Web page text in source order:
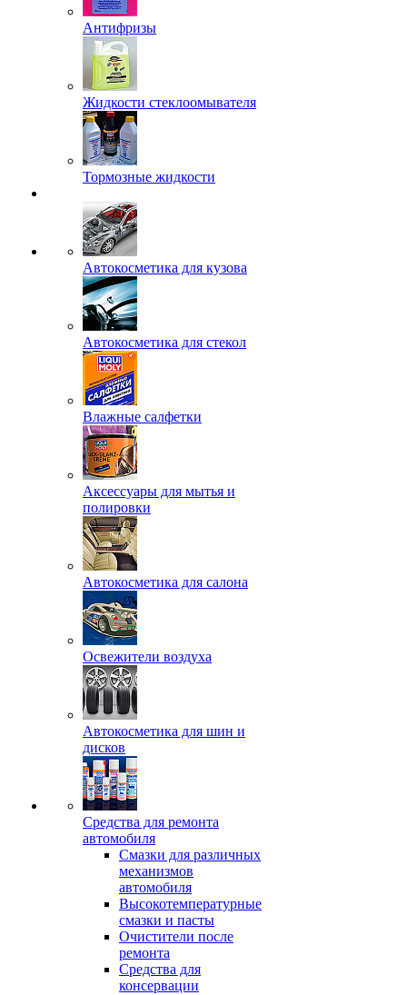
Антифризы
Жидкости стеклоомывателя
Тормозные жидкости
Автокосметика для кузова
Автокосметика для стекол
Влажные салфетки
Аксессуары для мытья и
полировки
Автокосметика для салона
Освежители воздуха
Автокосметика для шин и
дисков
Средства для ремонта
автомобиля
Смазки для различных
механизмов
автомобиля
Высокотемпературные
смазки и пасты
Очистители после
ремонта
Средства для
консервации